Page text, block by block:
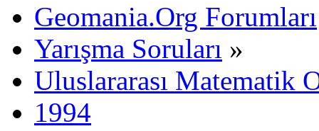
Geomania.Org Forumları
Yarışma Soruları »
Uluslararası Matematik
1994